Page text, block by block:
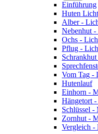
Einführung
Huten
Alber -
Nebenhut
Ochs -
Pflug -
Vom Tag -
Hutenlauf
Einhorn -
Hängetort
Schlüssel -
Zornhut -
Vergleich